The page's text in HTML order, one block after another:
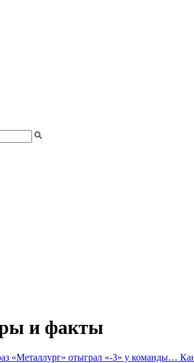
и факты
«Металлург» отыграл «-3» у команды…